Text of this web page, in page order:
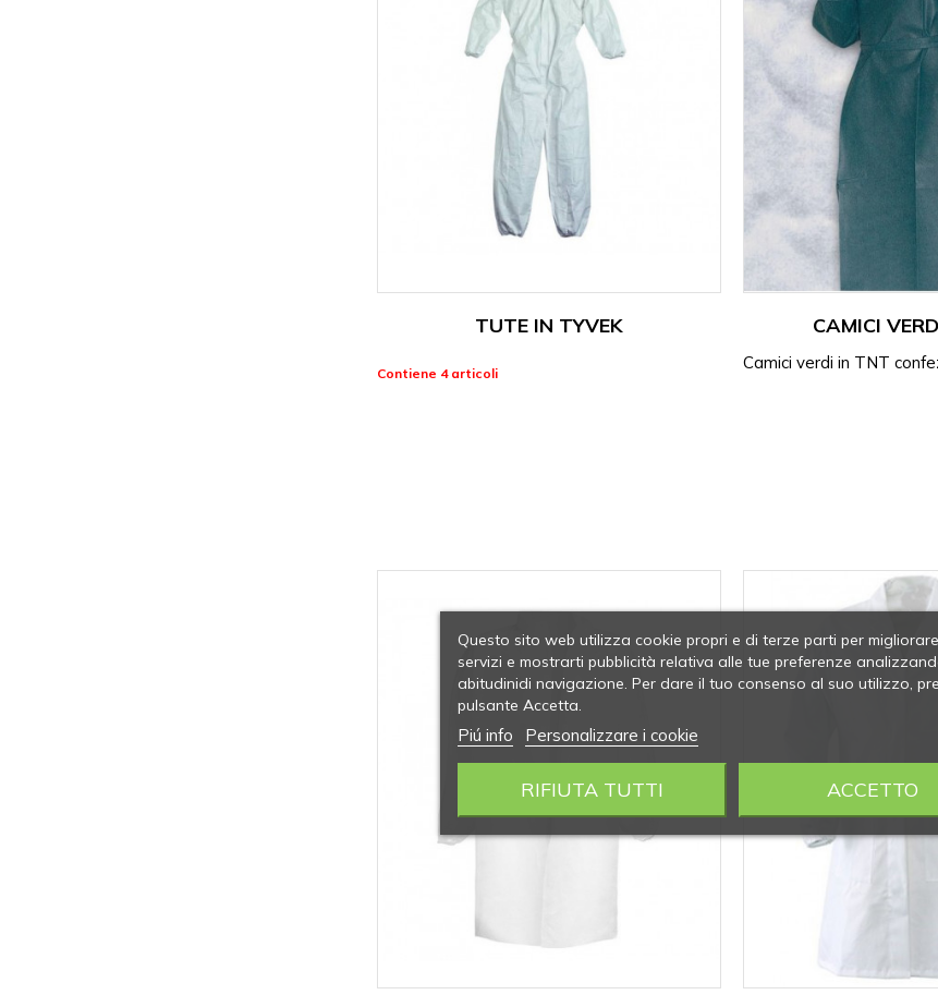
TUTE IN TYVEK
Contiene 4 articoli
CAMICI
Camici verdi in TNT
Questo sito web utilizza cookie propri e di terze parti per
servizi e mostrarti pubblicità relativa alle tue preferenze
abitudinidi navigazione. Per dare il tuo consenso al suo utilizzo,
pulsante Accetta.
Piú info Personalizzare i cookie
RIFIUTA TUTTI ACCETTO